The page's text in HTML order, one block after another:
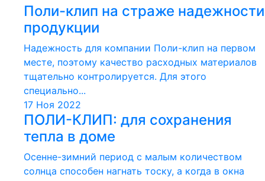
Поли-клип на страже надежности
продукции
Надежность для компании Поли-клип на первом
месте, поэтому качество расходных материалов
тщательно контролируется. Для этого
специально...
17 Ноя 2022
ПОЛИ-КЛИП: для сохранения
тепла в доме
Осенне-зимний период с малым количеством
солнца способен нагнать тоску, а когда в окна